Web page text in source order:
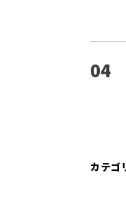
04
カテゴ